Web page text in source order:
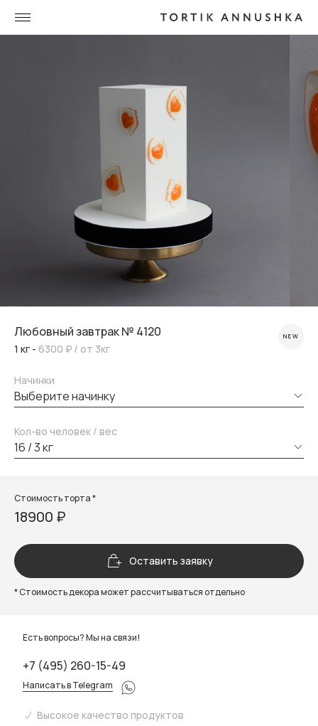
Любовный завтрак № 4120
1 кг - 6300 ₽ / от 3кг
NEW
Начинки
выберите начинку
Кол-во человек / вес
16 / 3 кг
Стоимость торта *
18900 ₽
Оставить заявку
* Стоимость декора может рассчитываться отдельно
Есть вопросы? Мы на связи!
+7 (495) 260-15-49
Написать в Telegram
Высокое качество продуктов